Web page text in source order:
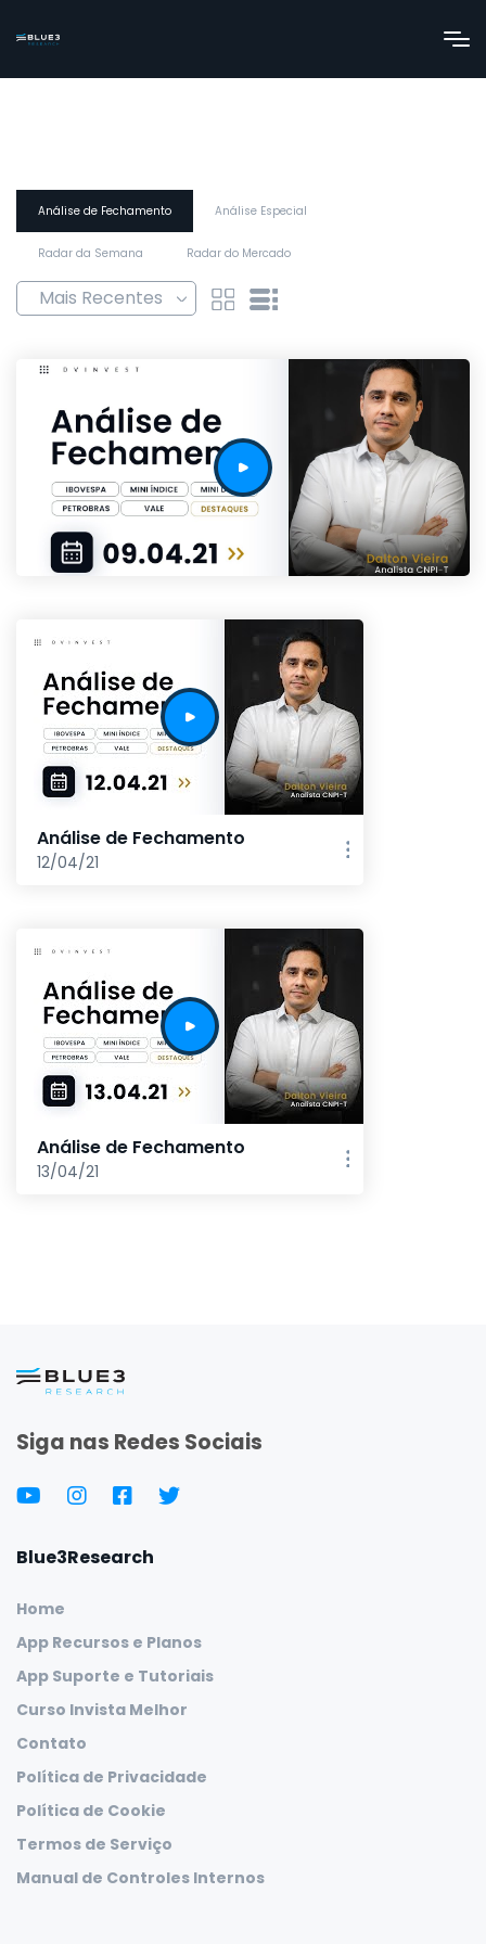
Análise de Fechamento Análise Especial
Radar da Semana Radar do Mercado
Análise de Fechamento
12/04/21
Análise de Fechamento
13/04/21
Siga nas Redes Sociais
Blue3Research
Home
App Recursos e Planos
App Suporte e Tutoriais
Curso Invista Melhor
Contato
Política de Privacidade
Política de Cookie
Termos de Serviço
Manual de Controles Internos